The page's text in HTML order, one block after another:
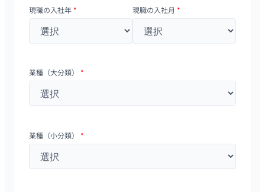
現職の入社年 * 現職の入社月 *
業種（大分類） *
業種（小分類） *